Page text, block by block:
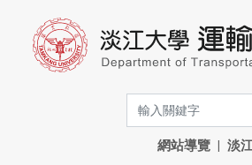
網站導覽 | 淡